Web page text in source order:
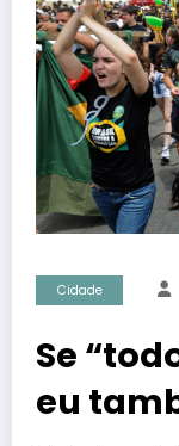
Cidade
Se
eu